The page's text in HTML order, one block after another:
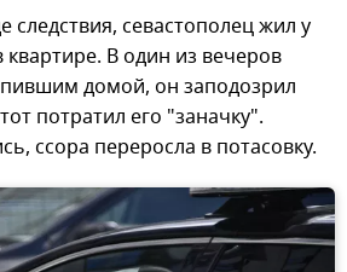
следствия, севастополец жил у
квартире. В один из вечеров
домой, он заподозрил
потратил его "заначку".
ссора переросла в потасовку.